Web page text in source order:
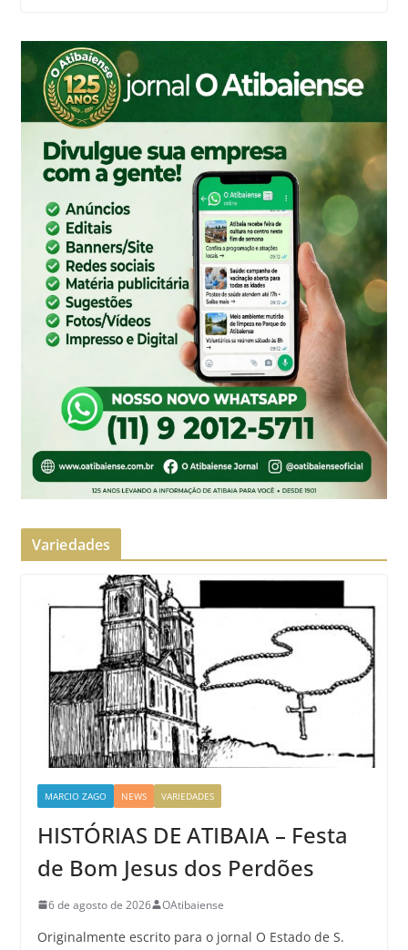
Variedades
MARCIO ZAGO NEWS VARIEDADES
HISTÓRIAS DE ATIBAIA – Festa
de Bom Jesus dos Perdões
6 de agosto de 2026 OAtibaiense
Originalmente escrito para o jornal O Estado de S.